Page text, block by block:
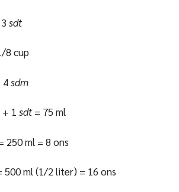
sdt
8 cup
4sdm
+ 1 sdt= 75 ml
250 ml = 8 ons
500 ml (1/2 liter) = 16 ons